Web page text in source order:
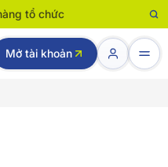
tổ chức
Mở tài khoản